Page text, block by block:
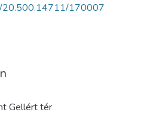
20.500.14711/170007
Gellért tér